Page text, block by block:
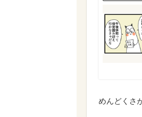
めんどくさ